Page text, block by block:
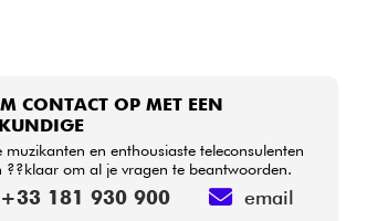
CONTACT OP MET EEN
muzikanten en enthousiaste teleconsulenten
??klaar om al je vragen te beantwoorden.
+33 181 930 900 email